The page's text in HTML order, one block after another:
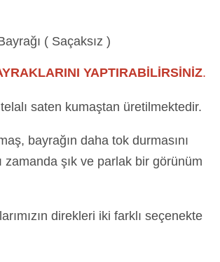
( Saçaksız )
YAPTIRABİLİRSİNİZ.
telalı saten kumaştan üretilmektedir.
bayrağın daha tok durmasını
zamanda şık ve parlak bir görünüm
direkleri iki farklı seçenekte